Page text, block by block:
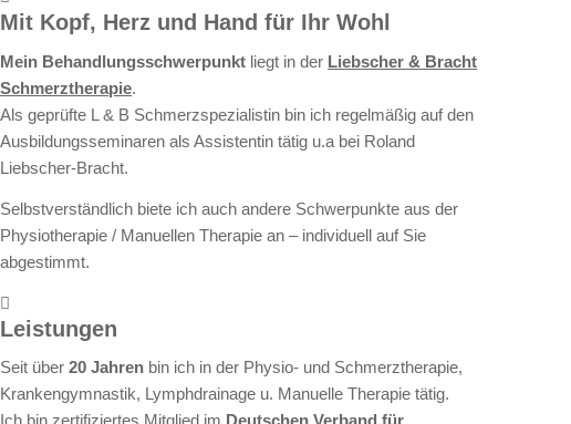
Mit Kopf, Herz und Hand für Ihr Wohl
Mein Behandlungsschwerpunkt liegt in der Liebscher & Bracht
Schmerztherapie.
Als geprüfte L & B Schmerzspezialistin bin ich regelmäßig auf den
Ausbildungsseminaren als Assistentin tätig u.a bei Roland
Liebscher-Bracht.
Selbstverständlich biete ich auch andere Schwerpunkte aus der
Physiotherapie / Manuellen Therapie an – individuell auf Sie
abgestimmt.
Leistungen
Seit über 20 Jahren bin ich in der Physio- und Schmerztherapie,
Krankengymnastik, Lymphdrainage u. Manuelle Therapie tätig.